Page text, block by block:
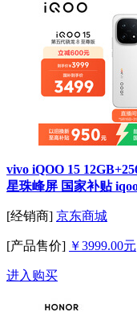
vivo iQOO 15
星珠峰屏 国家补贴
[经销商] 京东商城
[产品售价] ￥3999.00元
进入购买